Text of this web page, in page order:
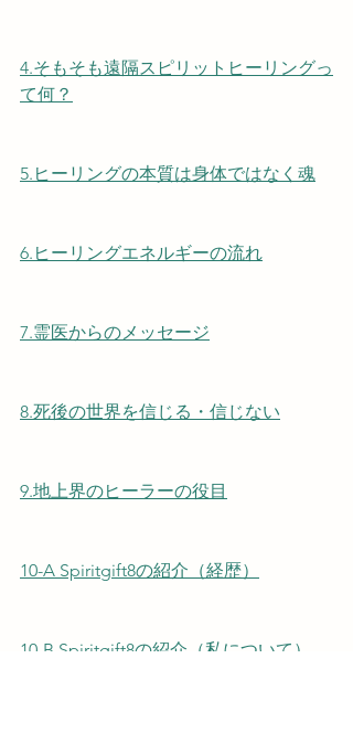
4.そもそも遠隔スピリットヒーリングっ
て何？
5.ヒーリングの本質は身体ではなく魂
6.​ヒーリングエネルギーの流れ
7.霊医からのメッセージ
8.死後の世界を信じる・信じない
9.地上界のヒーラーの役目
10-A Spiritgift8の紹介（経歴）
10-B Spiritgift8の紹介（私について）